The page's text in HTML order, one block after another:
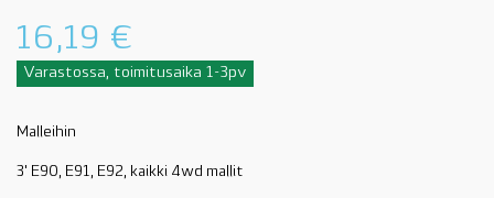
16,19 €
Varastossa, toimitusaika 1-3pv
Malleihin
3' E90, E91, E92, kaikki 4wd mallit